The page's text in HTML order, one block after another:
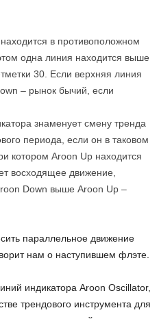
в противоположном
одна линия находится выше
30. Если верхняя линия
– рынок бычий, если
знаменует смену тренда
периода, если он в таковом
котором Aroon Up находится
восходящее движение,
Down выше Aroon Up –
параллельное движение
нам о наступившем флэте.
индикатора Aroon Oscillator,
трендового инструмента для